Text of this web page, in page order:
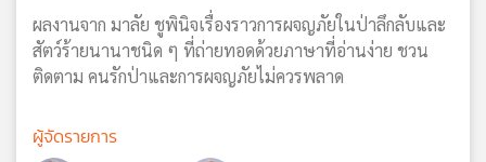
ผลงานจาก มาลัย ชูพินิจเรื่องราวการผจญภัยในป่าลึกลับและ
สัตว์ร้ายนานาชนิด ๆ ที่ถ่ายทอดด้วยภาษาที่อ่านง่าย ชวน
ติดตาม คนรักป่าและการผจญภัยไม่ควรพลาด
ผู้จัดรายการ